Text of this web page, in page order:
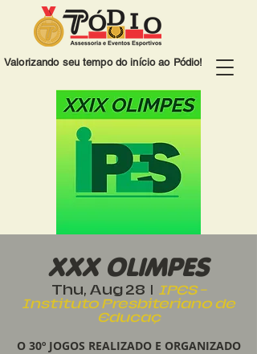
Valorizando seu tempo do início ao Pódio!
XXX OLIMPES
Thu, Aug 28
  |
IPES -
Instituto Presbiteriano de
Educaç
O 30º JOGOS REALIZADO E ORGANIZADO